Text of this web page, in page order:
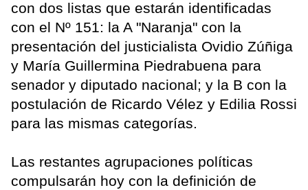
con dos listas que estarán identificadas
con el Nº 151: la A "Naranja" con la
presentación del justicialista Ovidio Zúñiga
y María Guillermina Piedrabuena para
senador y diputado nacional; y la B con la
postulación de Ricardo Vélez y Edilia Rossi
para las mismas categorías.
Las restantes agrupaciones políticas
compulsarán hoy con la definición de